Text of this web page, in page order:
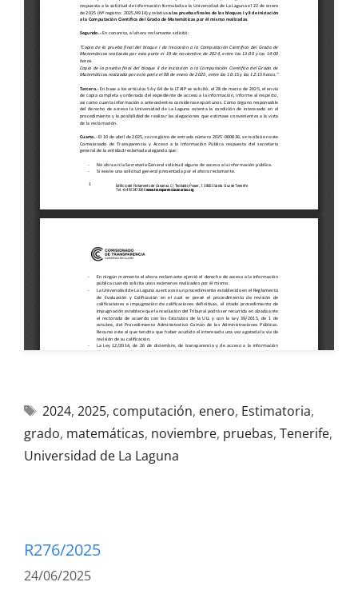
2024, 2025, computación, enero, Estimatoria,
grado, matemáticas, noviembre, pruebas, Tenerife,
Universidad de La Laguna
R276/2025
24/06/2025